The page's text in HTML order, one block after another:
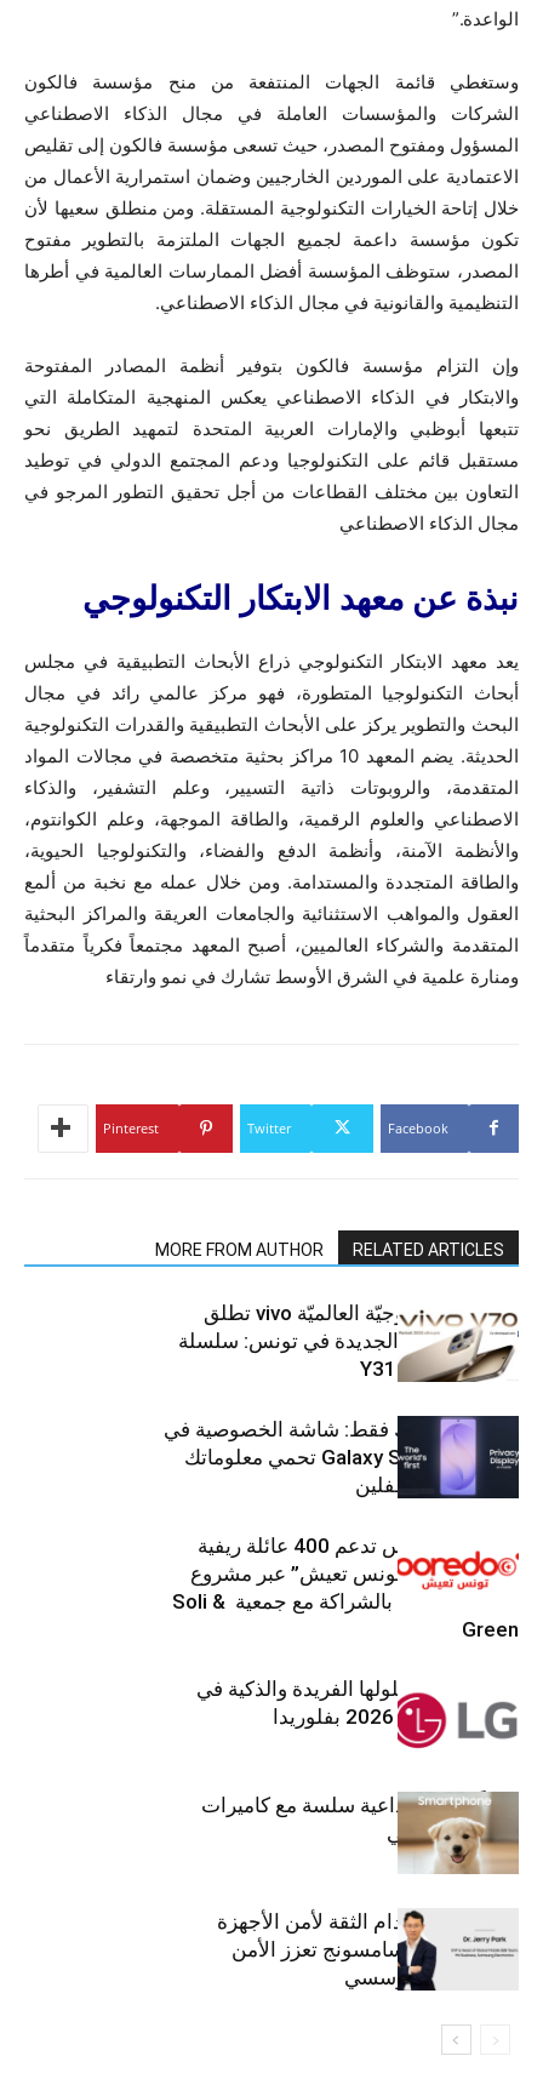
الواعدة.”
وستغطي قائمة الجهات المنتفعة من منح مؤسسة فالكون
الشركات والمؤسسات العاملة في مجال الذكاء الاصطناعي
المسؤول ومفتوح المصدر، حيث تسعى مؤسسة فالكون إلى تقليص
الاعتمادية على الموردين الخارجيين وضمان استمرارية الأعمال من
خلال إتاحة الخيارات التكنولوجية المستقلة. ومن منطلق سعيها لأن
تكون مؤسسة داعمة لجميع الجهات الملتزمة بالتطوير مفتوح
المصدر، ستوظف المؤسسة أفضل الممارسات العالمية في أطرها
التنظيمية والقانونية في مجال الذكاء الاصطناعي.
وإن التزام مؤسسة فالكون بتوفير أنظمة المصادر المفتوحة
والابتكار في الذكاء الاصطناعي يعكس المنهجية المتكاملة التي
تتبعها أبوظبي والإمارات العربية المتحدة لتمهيد الطريق نحو
مستقبل قائم على التكنولوجيا ودعم المجتمع الدولي في توطيد
التعاون بين مختلف القطاعات من أجل تحقيق التطور المرجو في
مجال الذكاء الاصطناعي
نبذة عن معهد الابتكار التكنولوجي
يعد معهد الابتكار التكنولوجي ذراع الأبحاث التطبيقية في مجلس
أبحاث التكنولوجيا المتطورة، فهو مركز عالمي رائد في مجال
البحث والتطوير يركز على الأبحاث التطبيقية والقدرات التكنولوجية
الحديثة. يضم المعهد 10 مراكز بحثية متخصصة في مجالات المواد
المتقدمة، والروبوتات ذاتية التسيير، وعلم التشفير، والذكاء
الاصطناعي والعلوم الرقمية، والطاقة الموجهة، وعلم الكوانتوم،
والأنظمة الآمنة، وأنظمة الدفع والفضاء، والتكنولوجيا الحيوية،
والطاقة المتجددة والمستدامة. ومن خلال عمله مع نخبة من ألمع
العقول والمواهب الاستثنائية والجامعات العريقة والمراكز البحثية
المتقدمة والشركاء العالميين، أصبح المعهد مجتمعاً فكرياً متقدماً
ومنارة علمية في الشرق الأوسط تشارك في نمو وارتقاء
Facebook
Twitter
Pinterest
RELATED ARTICLES
MORE FROM AUTHOR
العلامة التّكنولوجيّة العالميّة vivo تطلق
هواتفها الذكيّة الجديدة في تونس: سلسلة
V70 وسلسلة Y31
شاشتك، لعينيك فقط: شاشة الخصوصية في
جهاز Galaxy S26 Ultra تحمي معلوماتك
من أعين المتطفلين
Ooredoo تونس تدعم 400 عائلة ريفية
ضمن برنامج “تونس تعيش” عبر مشروع
تنموي مستدام بالشراكة مع جمعية Soli &
Green
إل جي تقدم حلولها الفريدة والذكية في
معرض (KBIS) 2026 بفلوريدا
قريباً: تجربة إبداعية سلسة مع كاميرات
أجهزة جالاكسي
استراتيجية انعدام الثقة لأمن الأجهزة
المحمولة من سامسونج تعزز الأمن
السيبراني المؤسسي